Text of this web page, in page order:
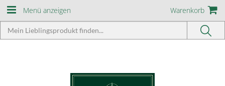
Menü anzeigen Warenkorb